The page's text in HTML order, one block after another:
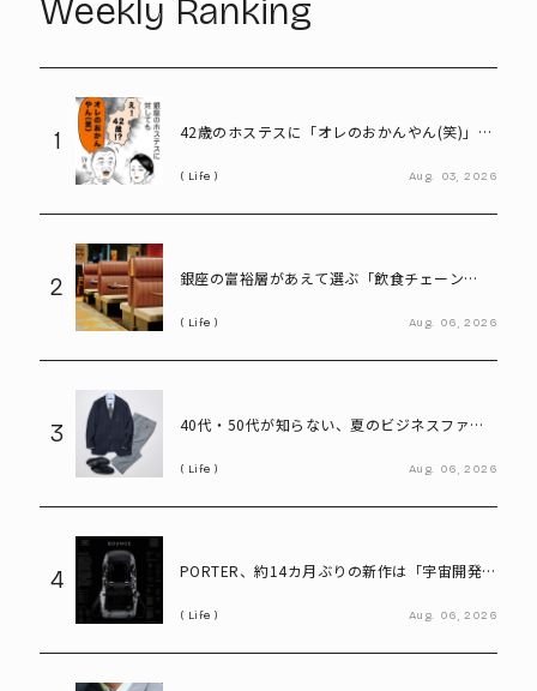
Weekly Ranking
1
42歳のホステスに「オレのおかんやん(笑)」と
Life Aug. 03, 2026
2
銀座の富裕層があえて選ぶ「飲食チェーン
Life Aug. 06, 2026
3
40代・50代が知らない、夏のビジネスファッ
Life Aug. 06, 2026
4
PORTER、約14カ月ぶりの新作は「宇宙開発素
Life Aug. 06, 2026